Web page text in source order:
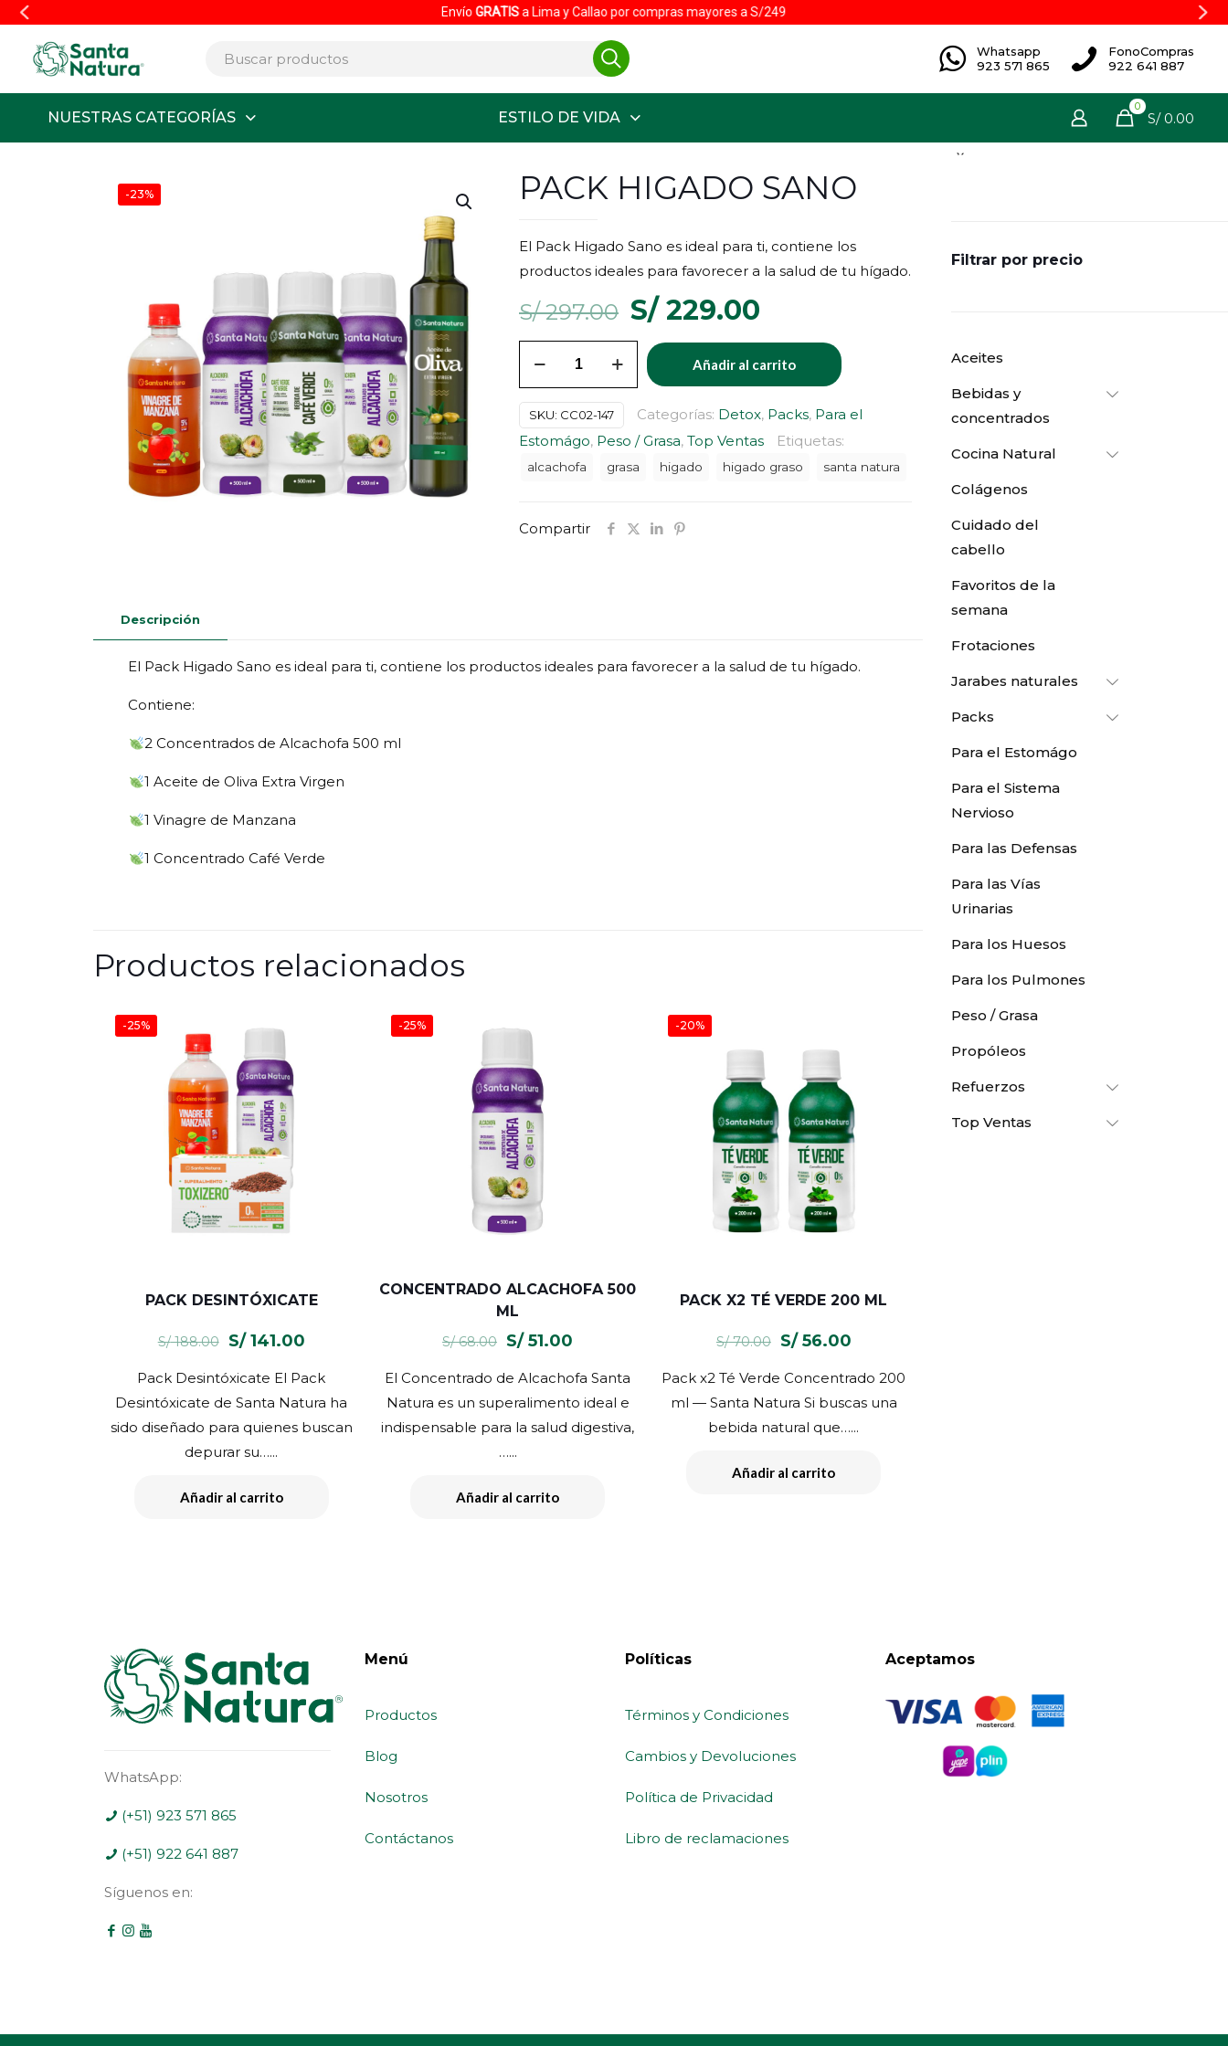
GRATISa Lima y Callao por compras mayores a S/249
Whatsapp
923 571 865
FonoCompras
922 641 887
NUESTRAS CATEGORÍAS ESTILO DE VIDA
0
S/ 0.00
-23% PACK HIGADO SANO
El Pack Higado Sano es ideal para ti, contiene los
productos ideales para favorecer a la salud de tu hígado.
S/297.00 El
precio
original
era:
S/ 297.00.
S/ 229.00
precio
actual
es:
S/ 229.00.
SANO
cantidad
Añadir al carrito
SKU: CC02-147 Categorías: Detox, Packs, Para el
Estomágo, Peso / Grasa, Top Ventas Etiquetas:
alcachofa grasa higado higado graso santa natura
Compartir
Descripción
El Pack Higado Sano es ideal para ti, contiene los productos ideales para favorecer a la salud de tu hígado.
Contiene:
2 Concentrados de Alcachofa 500 ml
1 Aceite de Oliva Extra Virgen
1 Vinagre de Manzana
1 Concentrado Café Verde
Productos relacionados
-25%
PACK DESINTÓXICATE
S/188.00
El
original
era:
S/ 188.00.
S/141.00El
actual
es:
S/ 141.00.
Pack Desintóxicate El Pack
Desintóxicate de Santa Natura ha
sido diseñado para quienes buscan
depurar su…...
Añadir al carrito
-25%
CONCENTRADO ALCACHOFA 500
ML
S/68.00
El
original
era:
S/ 68.00.
S/51.00
actual
es:
S/ 51.00.
El Concentrado de Alcachofa Santa
Natura es un superalimento ideal e
indispensable para la salud digestiva,
…...
Añadir al carrito
-20%
PACK X2 TÉ VERDE 200 ML
S/70.00
El
original
era:
S/ 70.00.
S/56.00El
actual
es:
S/ 56.00.
Pack x2 Té Verde Concentrado 200
ml — Santa Natura Si buscas una
bebida natural que…...
Añadir al carrito
Filtrar por precio
Aceites
Bebidas y
concentrados
Cocina Natural
Colágenos
Cuidado del
cabello
Favoritos de la
semana
Frotaciones
Jarabes naturales
Packs
Para el Estomágo
Para el Sistema
Nervioso
Para las Defensas
Para las Vías
Urinarias
Para los Huesos
Para los Pulmones
Peso / Grasa
Propóleos
Refuerzos
Top Ventas
WhatsApp:
(+51) 923 571 865
(+51) 922 641 887
Síguenos en:
Menú
Productos
Blog
Nosotros
Contáctanos
Políticas
Términos y Condiciones
Cambios y Devoluciones
Política de Privacidad
Libro de reclamaciones
Aceptamos